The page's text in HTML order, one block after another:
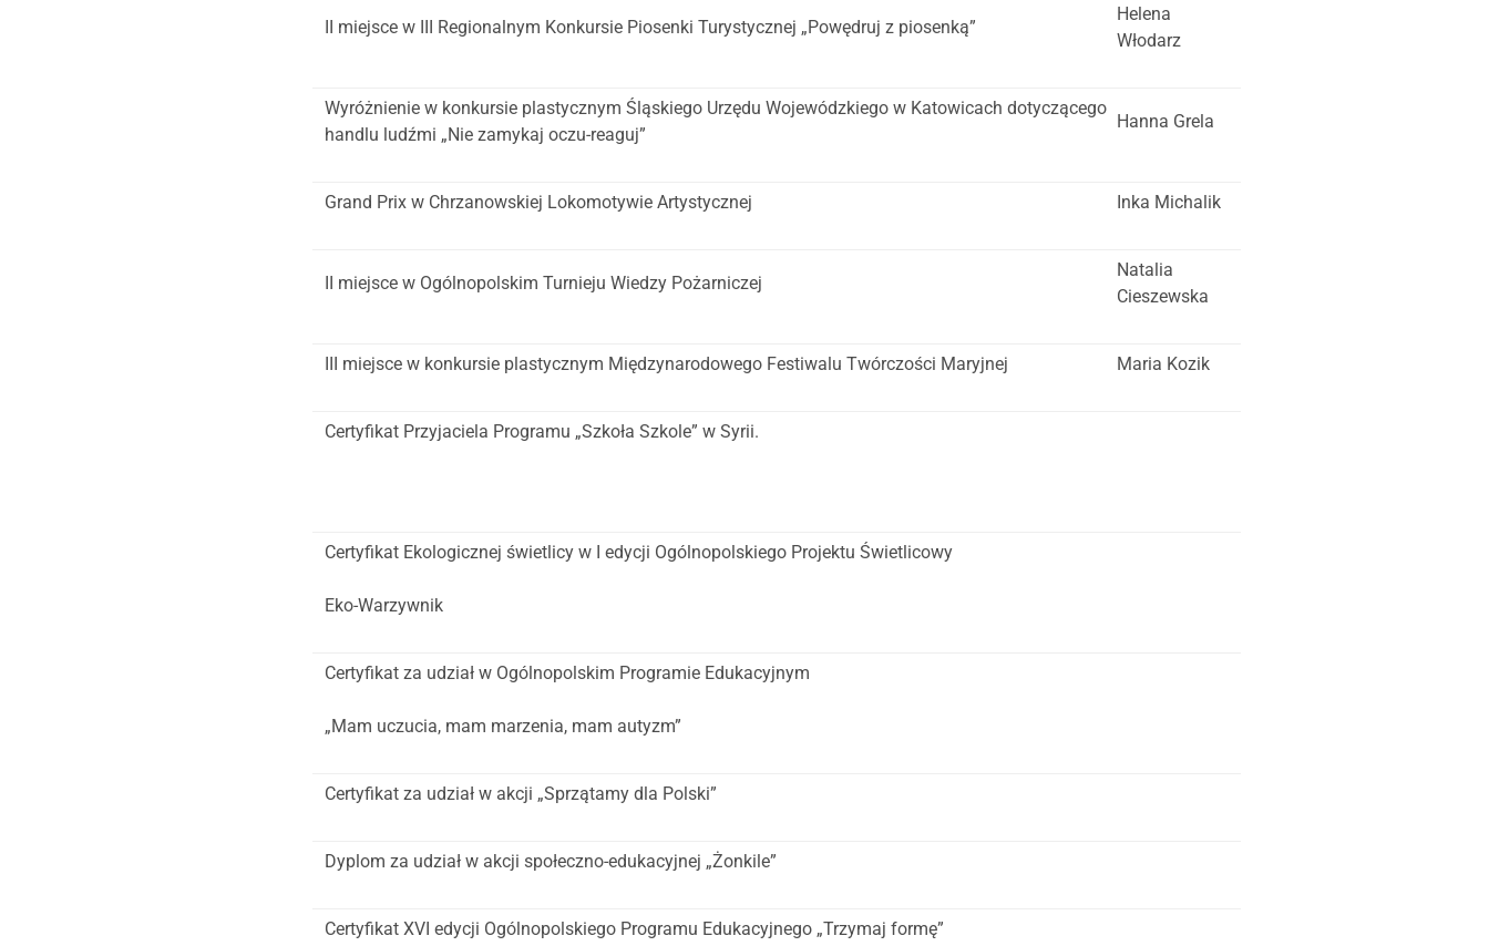
II miejsce w III Regionalnym Konkursie Piosenki Turystycznej „Powędruj z piosenką”
Helena
Włodarz
Wyróżnienie w konkursie plastycznym Śląskiego Urzędu Wojewódzkiego w Katowicach dotyczącego
handlu ludźmi „Nie zamykaj oczu-reaguj”
Hanna Grela
Grand Prix w Chrzanowskiej Lokomotywie Artystycznej Inka Michalik
II miejsce w Ogólnopolskim Turnieju Wiedzy Pożarniczej
Natalia
Cieszewska
III miejsce w konkursie plastycznym Międzynarodowego Festiwalu Twórczości Maryjnej Maria Kozik
Certyfikat Przyjaciela Programu „Szkoła Szkole” w Syrii.
Certyfikat Ekologicznej świetlicy w I edycji Ogólnopolskiego Projektu Świetlicowy
Eko-Warzywnik
Certyfikat za udział w Ogólnopolskim Programie Edukacyjnym
„Mam uczucia, mam marzenia, mam autyzm”
Certyfikat za udział w akcji „Sprzątamy dla Polski”
Dyplom za udział w akcji społeczno-edukacyjnej „Żonkile”
Certyfikat XVI edycji Ogólnopolskiego Programu Edukacyjnego „Trzymaj formę”